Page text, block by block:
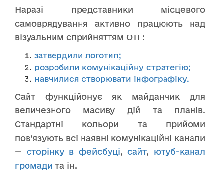
Наразі представники місцевого
самоврядування активно працюють над
візуальним сприйняттям ОТГ:
затвердили логотип;
розробили комунікаційну стратегію;
навчилися створювати інфографіку.
Сайт функційонує як майданчик для
величезного масиву дій та планів.
Стандартні кольори та прийоми
пов’язують всі наявні комунікаційні канали
— сторінку в фейсбуці,сайт, ютуб-канал
громади та ін.